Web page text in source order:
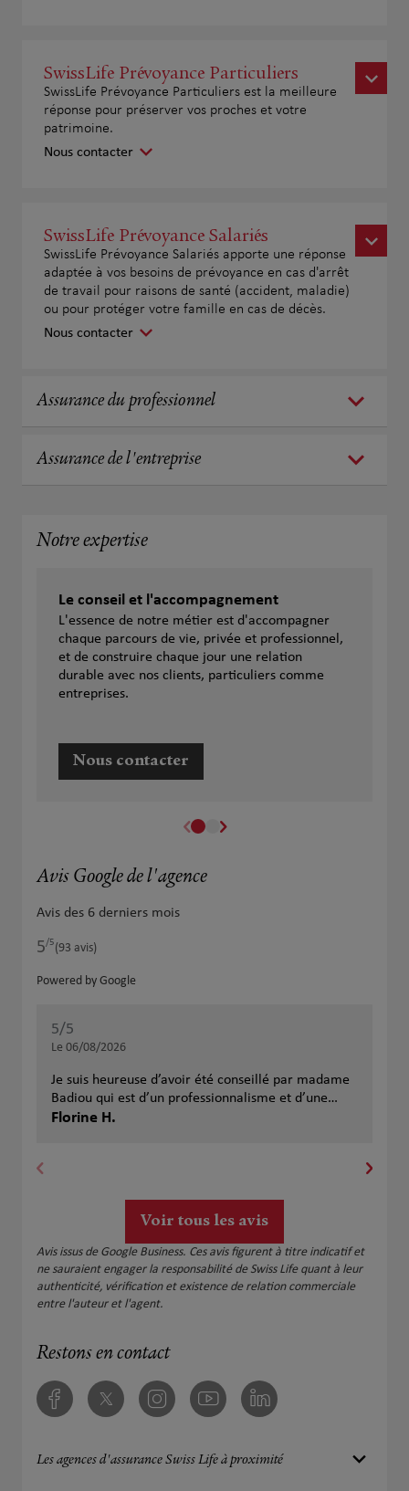
SwissLife Prévoyance Particuliers
SwissLife Prévoyance Particuliers est la meilleure
réponse pour préserver vos proches et votre
patrimoine.
Nous contacter
SwissLife Prévoyance Salariés
SwissLife Prévoyance Salariés apporte une réponse
adaptée à vos besoins de prévoyance en cas d'arrêt
de travail pour raisons de santé (accident, maladie)
ou pour protéger votre famille en cas de décès.
Nous contacter
Assurance du professionnel
Assurance de l'entreprise
Notre expertise
Le conseil et l'accompagnement
L'essence de notre métier est d'accompagner
chaque parcours de vie, privée et professionnel,
et de construire chaque jour une relation
durable avec nos clients, particuliers comme
entreprises.
Nous contacter
Avis Google de l'agence
Avis des 6 derniers mois
5/5Note de 5 sur 5
(93 avis)
Powered by Google
5/5
Le 06/08/2026
Je suis heureuse d’avoir été conseillé par madame
Badiou qui est d’un professionnalisme et d’une
bienveillance remarquable, merci beaucoup
Florine H.
Voir tous les avis
Avis issus de Google Business. Ces avis figurent à titre indicatif et
ne sauraient engager la responsabilité de Swiss Life quant à leur
authenticité, vérification et existence de relation commerciale
entre l'auteur et l'agent.
Restons en contact
FacebookTwitter InstagramYoutube Linkedin
Les agences d'assurance Swiss Life à proximité